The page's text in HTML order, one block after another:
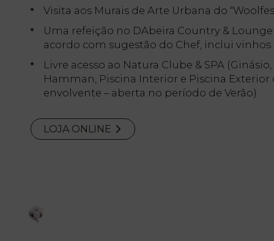
Visita aos Murais de Arte Urbana do
Uma refeição no DAbeira Country &
acordo com sugestão do Chef, inclui vinhos
Livre acesso ao Natura Clube & SPA (Ginásio,
Hamman, Piscina Interior e Piscina
envolvente – aberta no período de Verão)
LOJA ONLINE